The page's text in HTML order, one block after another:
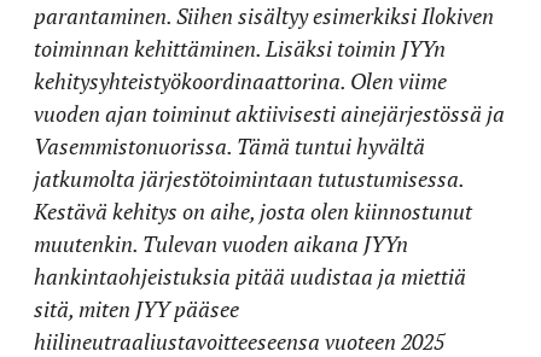
parantaminen. Siihen sisältyy esimerkiksi Ilokiven
toiminnan kehittäminen. Lisäksi toimin JYYn
kehitysyhteistyökoordinaattorina. Olen viime
vuoden ajan toiminut aktiivisesti ainejärjestössä ja
Vasemmistonuorissa. Tämä tuntui hyvältä
jatkumolta järjestötoimintaan tutustumisessa.
Kestävä kehitys on aihe, josta olen kiinnostunut
muutenkin. Tulevan vuoden aikana JYYn
hankintaohjeistuksia pitää uudistaa ja miettiä
sitä, miten JYY pääsee
hiilineutraaliustavoitteeseensa vuoteen 2025